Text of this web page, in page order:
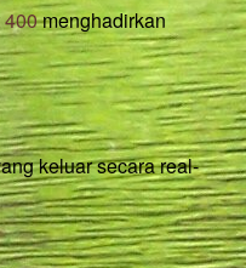
400menghadirkan
keluar secara real-